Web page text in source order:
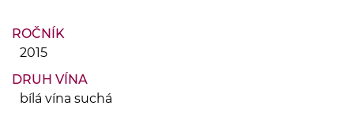
ROČNÍK
2015
DRUH VÍNA
bílá vína suchá